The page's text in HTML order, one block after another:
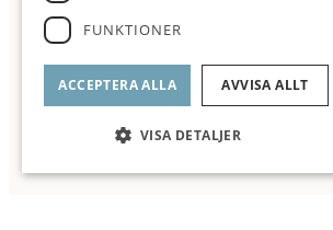
FUNKTIONER
ACCEPTERA ALLA AVVISA ALLT
VISA DETALJER